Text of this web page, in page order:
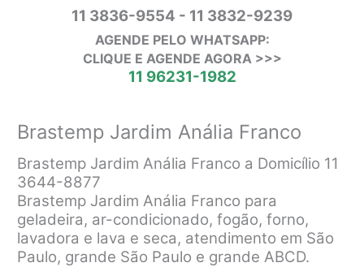
11 3836-9554 - 11 3832-9239
AGENDE PELO WHATSAPP:
CLIQUE E AGENDE AGORA >>>
11 96231-1982
Brastemp Jardim Anália Franco
Brastemp Jardim Anália Franco a Domicílio 11
3644-8877
Brastemp Jardim Anália Franco para
geladeira, ar-condicionado, fogão, forno,
lavadora e lava e seca, atendimento em São
Paulo, grande São Paulo e grande ABCD.